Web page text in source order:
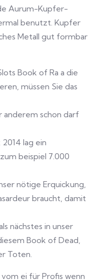
Aurum-Kupfer-
benutzt. Kupfer
Metall gut formbar
Book of Ra a die
müssen Sie das
anderem schon darf
lag ein
beispiel 7.000
nötige Erquickung,
braucht, damit
nächstes in unser
Book of Dead,
Toten.
ei für Profis wenn